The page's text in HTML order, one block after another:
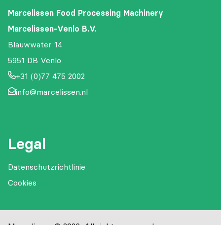
Marcelissen Food Processing Machinery
Marcelissen-Venlo B.V.
Blauwwater 14
5951 DB Venlo
+31 (0)77 475 2002
info@marcelissen.nl
Legal
Datenschutzrichtlinie
Cookies